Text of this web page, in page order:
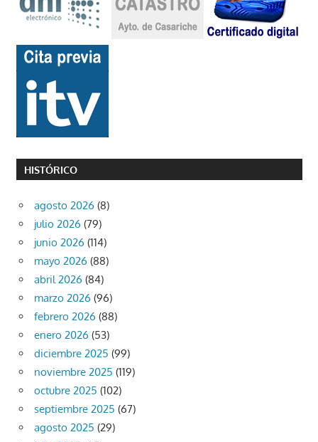
HISTÓRICO
agosto 2026 (8)
julio 2026 (79)
junio 2026 (114)
mayo 2026 (88)
abril 2026 (84)
marzo 2026 (96)
febrero 2026 (88)
enero 2026 (53)
diciembre 2025 (99)
noviembre 2025 (119)
octubre 2025 (102)
septiembre 2025 (67)
agosto 2025 (29)